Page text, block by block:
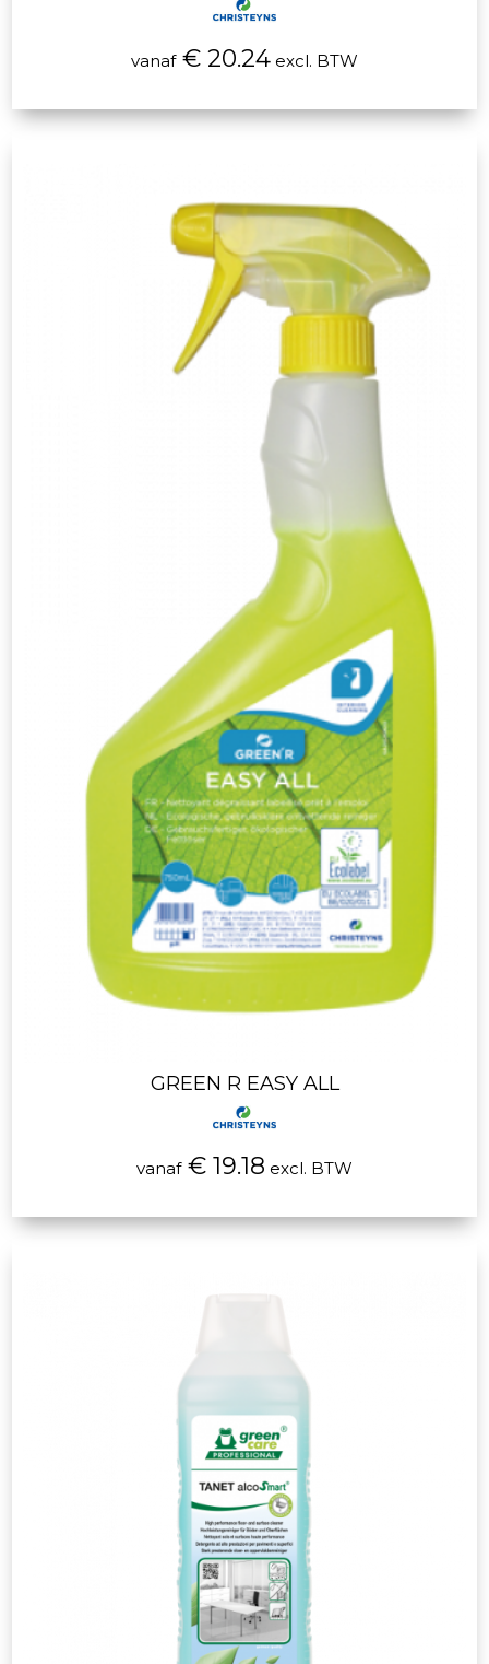
vanaf€ 20.24 excl. BTW
GREEN R EASY ALL
vanaf€ 19.18 excl. BTW